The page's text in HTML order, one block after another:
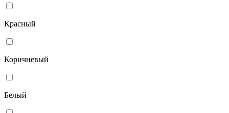
Красный
Коричневый
Белый